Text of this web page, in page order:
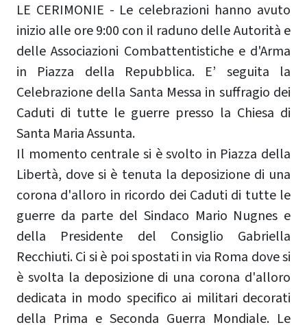
LE CERIMONIE - Le celebrazioni hanno avuto
inizio alle ore 9:00 con il raduno delle Autorità e
delle Associazioni Combattentistiche e d'Arma
in Piazza della Repubblica. E’ seguita la
Celebrazione della Santa Messa in suffragio dei
Caduti di tutte le guerre presso la Chiesa di
Santa Maria Assunta.
Il momento centrale si è svolto in Piazza della
Libertà, dove si è tenuta la deposizione di una
corona d'alloro in ricordo dei Caduti di tutte le
guerre da parte del Sindaco Mario Nugnes e
della Presidente del Consiglio Gabriella
Recchiuti. Ci si è poi spostati in via Roma dove si
è svolta la deposizione di una corona d'alloro
dedicata in modo specifico ai militari decorati
della Prima e Seconda Guerra Mondiale. Le